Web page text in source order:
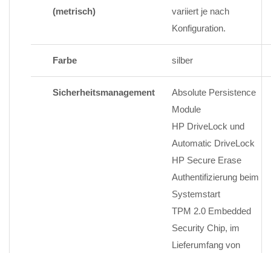
(metrisch)
variiert je nach
Konfiguration.
Farbe silber
Sicherheitsmanagement
Absolute Persistence
Module
HP DriveLock und
Automatic DriveLock
HP Secure Erase
Authentifizierung beim
Systemstart
TPM 2.0 Embedded
Security Chip, im
Lieferumfang von